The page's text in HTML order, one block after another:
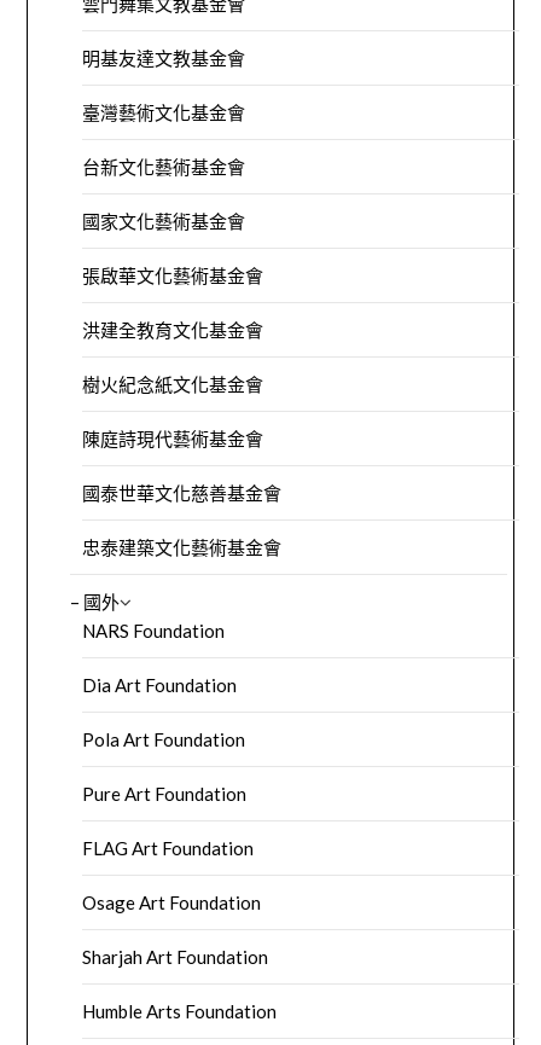
明基友達文教基金會
臺灣藝術文化基金會
台新文化藝術基金會
國家文化藝術基金會
張啟華文化藝術基金會
洪建全教育文化基金會
樹火紀念紙文化基金會
陳庭詩現代藝術基金會
國泰世華文化慈善基金會
忠泰建築文化藝術基金會
– 國外
NARS Foundation
Dia Art Foundation
Pola Art Foundation
Pure Art Foundation
FLAG Art Foundation
Osage Art Foundation
Sharjah Art Foundation
Humble Arts Foundation